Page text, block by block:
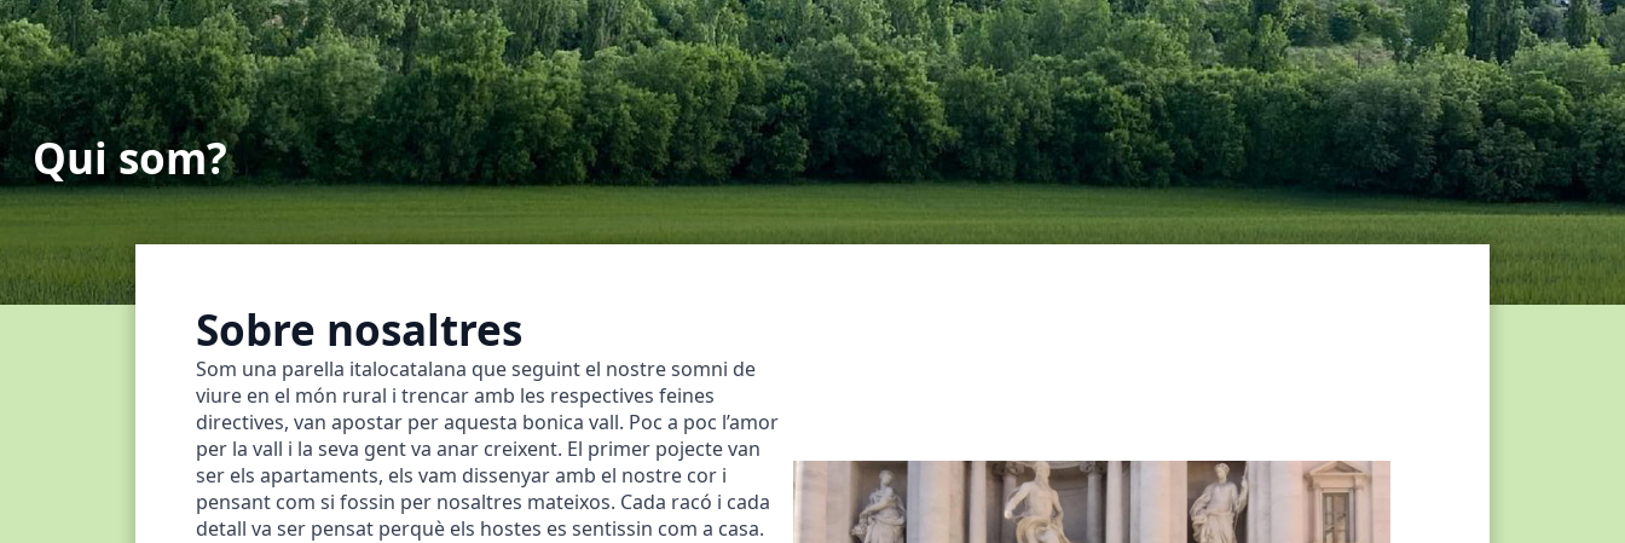
Qui som?
Sobre nosaltres
Som una parella italocatalana que seguint el nostre somni de
viure en el món rural i trencar amb les respectives feines
directives, van apostar per aquesta bonica vall. Poc a poc l’amor
per la vall i la seva gent va anar creixent. El primer pojecte van
ser els apartaments, els vam dissenyar amb el nostre cor i
pensant com si fossin per nosaltres mateixos. Cada racó i cada
detall va ser pensat perquè els hostes es sentissin com a casa.